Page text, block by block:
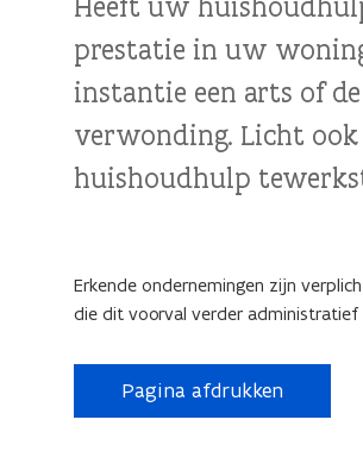
prestatie in uw
instantie een arts of
verwonding. Licht
huishoudhulp
Erkende ondernemingen zijn
die dit voorval verder administratief
Pagina afdrukken